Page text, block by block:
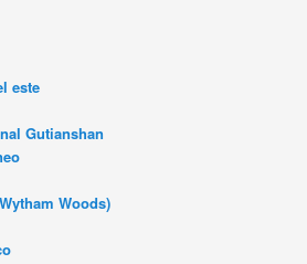
este
Gutianshan
Woods)